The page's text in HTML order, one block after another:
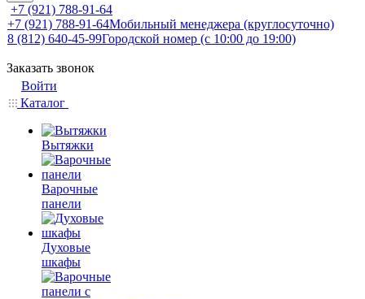
+7 (921) 788-91-64
+7 (921) 788-91-64Мобильный менеджера (круглосуточно)
8 (812) 640-45-99Городской номер (с 10:00 до 19:00)
Заказать звонок
Войти
Каталог
Вытяжки
Варочные
панели
Духовые
шкафы